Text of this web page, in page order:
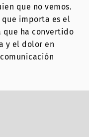
que no vemos.
que importa es el
que ha convertido
y el dolor en